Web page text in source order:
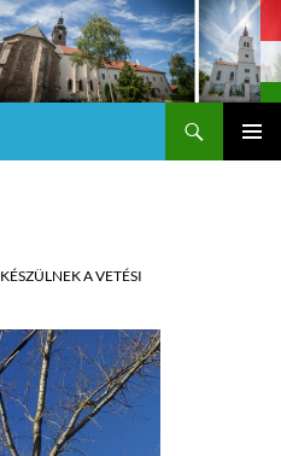
KÉSZÜLNEK A VETÉSI